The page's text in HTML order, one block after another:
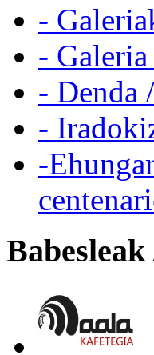
-
-
- Denda
-
-